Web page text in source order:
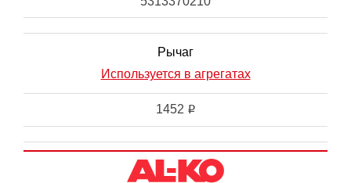
Рычаг
Используется в агрегатах
1452 i